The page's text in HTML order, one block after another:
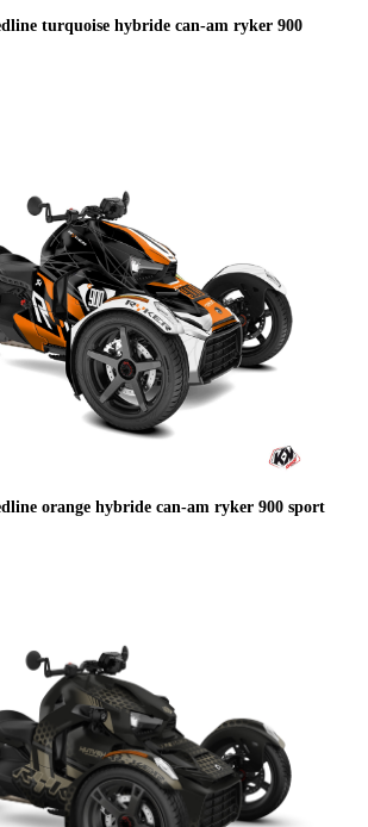
turquoise hybride can-am ryker 900
orange hybride can-am ryker 900 sport